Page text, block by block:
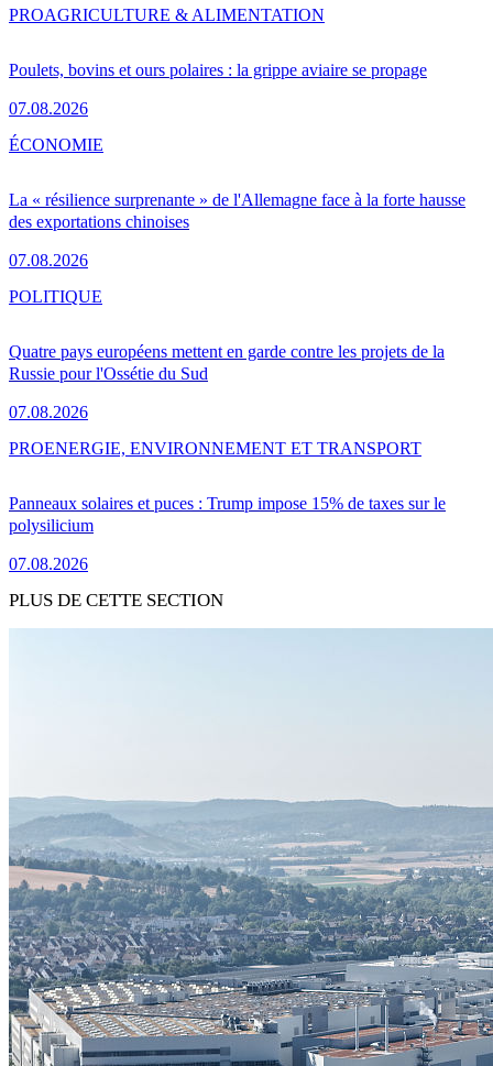
Poulets, bovins et ours polaires : la grippe aviaire se propage
07.08.2026
PROAGRICULTURE & ALIMENTATION
La « résilience surprenante » de l'Allemagne face à la forte hausse
des exportations chinoises
07.08.2026
ÉCONOMIE
Quatre pays européens mettent en garde contre les projets de la
Russie pour l'Ossétie du Sud
07.08.2026
POLITIQUE
Panneaux solaires et puces : Trump impose 15% de taxes sur le
polysilicium
07.08.2026
PROENERGIE, ENVIRONNEMENT ET TRANSPORT
PLUS DE CETTE SECTION